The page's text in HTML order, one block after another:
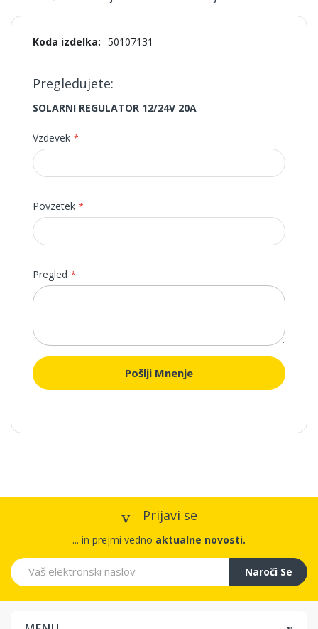
Več
50107131
Pregledujete:
SOLARNI REGULATOR 12/24V 20A
Vzdevek
Povzetek
Pregled
Pošlji Mnenje
Prijavi se
... in prejmi vedno aktualne novosti.
Naroči Se